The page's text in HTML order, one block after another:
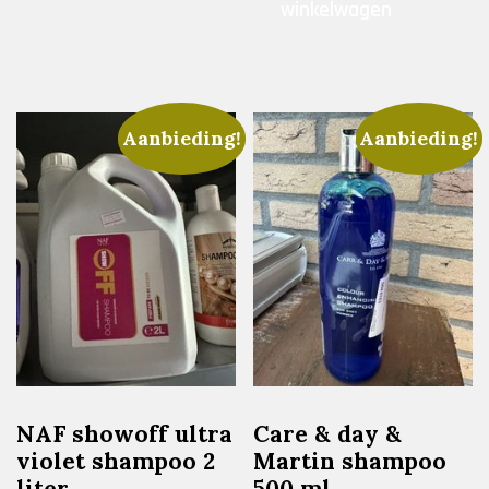
Aanbieding!
NAF showoff ultra
violet shampoo 2
Aanbieding!
Care & day &
Martin shampoo